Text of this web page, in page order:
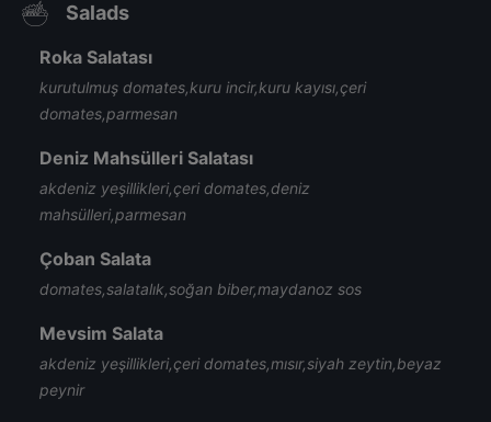
Salads
Roka Salatası
kurutulmuş domates,kuru incir,kuru kayısı,çeri
domates,parmesan
Deniz Mahsülleri Salatası
akdeniz yeşillikleri,çeri domates,deniz
mahsülleri,parmesan
Çoban Salata
domates,salatalık,soğan biber,maydanoz sos
Mevsim Salata
akdeniz yeşillikleri,çeri domates,mısır,siyah zeytin,beyaz
peynir